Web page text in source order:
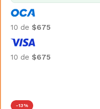
10 de $675
10 de $675
-13%